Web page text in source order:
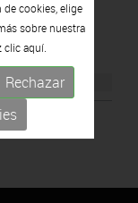
cookies, elige
sobre nuestra
clicaquí.
Rechazar